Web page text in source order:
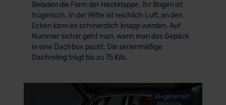
Beladen die Form der Heckklappe. Ihr Bogen ist
trügerisch. In der Mitte ist reichlich Luft, an den
Ecken kann es schmerzlich knapp werden. Auf
Nummer sicher geht man, wenn man das Gepäck
in eine Dachbox packt. Die serienmäßige
Dachreling trägt bis zu 75 Kilo.
KI-generiert